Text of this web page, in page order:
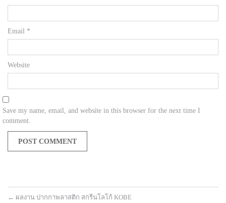
Email *
Website
Save my name, email, and website in this browser for the next time I
comment.
← ผลงาน ปากกาพลาสติก สกรีนโลโก้ KOBE